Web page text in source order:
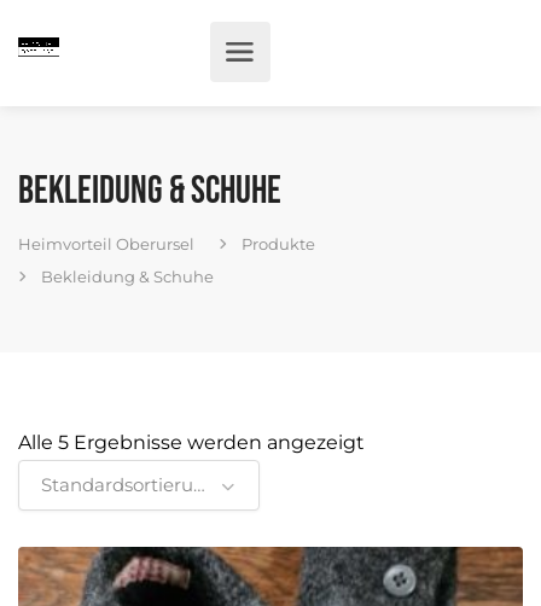
Bekleidung & Schuhe
Heimvorteil Oberursel
Produkte
Bekleidung & Schuhe
Alle 5 Ergebnisse werden angezeigt
Standardsortierung